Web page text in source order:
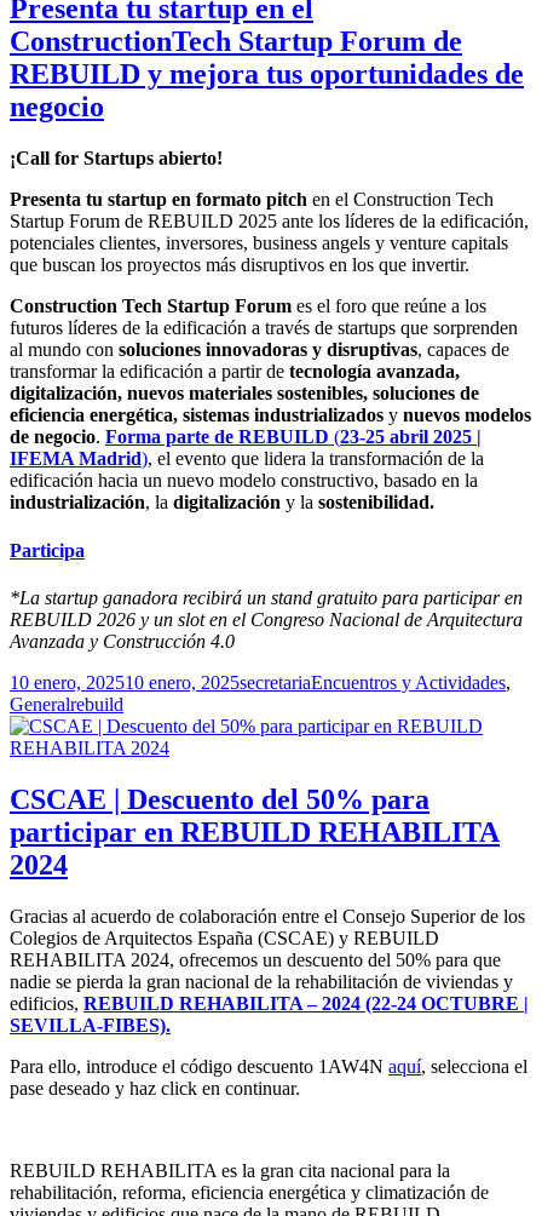
Presenta tu startup en el
ConstructionTech Startup Forum de
REBUILD y mejora tus oportunidades de
negocio
¡Call for Startups abierto!
Presenta tu startup en formato pitch en el Construction Tech
Startup Forum de REBUILD 2025 ante los líderes de la edificación,
potenciales clientes, inversores, business angels y venture capitals
que buscan los proyectos más disruptivos en los que invertir.
Construction Tech Startup Forum es el foro que reúne a los
futuros líderes de la edificación a través de startups que sorprenden
al mundo con soluciones innovadoras y disruptivas, capaces de
transformar la edificación a partir de tecnología avanzada,
digitalización, nuevos materiales sostenibles, soluciones de
eficiencia energética, sistemas industrializados y nuevos modelos
de negocio. Forma parte de REBUILD (23-25 abril 2025 |
IFEMA Madrid), el evento que lidera la transformación de la
edificación hacia un nuevo modelo constructivo, basado en la
industrialización, la digitalización y la sostenibilidad.
Participa
*La startup ganadora recibirá un stand gratuito para participar en
REBUILD 2026 y un slot en el Congreso Nacional de Arquitectura
Avanzada y Construcción 4.0
Publicado
el
10 enero, 202510 enero, 2025Autor
secretariaCategorías
Encuentros y Actividades,
GeneralEtiquetas
rebuild
CSCAE | Descuento del 50% para
participar en REBUILD REHABILITA
2024
Gracias al acuerdo de colaboración entre el Consejo Superior de los
Colegios de Arquitectos España (CSCAE) y REBUILD
REHABILITA 2024, ofrecemos un descuento del 50% para que
nadie se pierda la gran nacional de la rehabilitación de viviendas y
edificios, REBUILD REHABILITA – 2024 (22-24 OCTUBRE |
SEVILLA-FIBES).
Para ello, introduce el código descuento 1AW4N aquí, selecciona el
pase deseado y haz click en continuar.
REBUILD REHABILITA es la gran cita nacional para la
rehabilitación, reforma, eficiencia energética y climatización de